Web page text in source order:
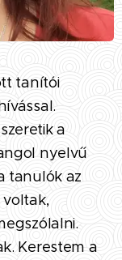
tanítói
a
nyelvű
tanulók az
Kerestem a